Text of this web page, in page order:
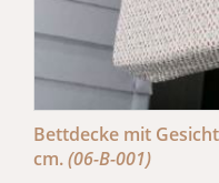
Bettdecke mit
cm.(06-B-001)